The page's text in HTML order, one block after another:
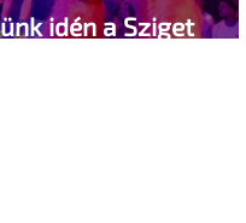
idén a Sziget